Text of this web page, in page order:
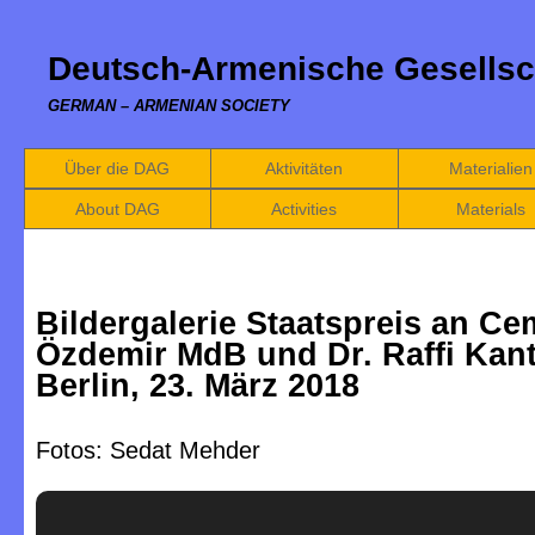
Deutsch-Armenische
GERMAN – ARMENIAN SOCIETY
Über die DAG Aktivitäten Materialien
About DAG Activities Materials
Bildergalerie Staatspreis an
Özdemir MdB und Dr. Raffi
Berlin, 23. März 2018
Fotos: Sedat Mehder